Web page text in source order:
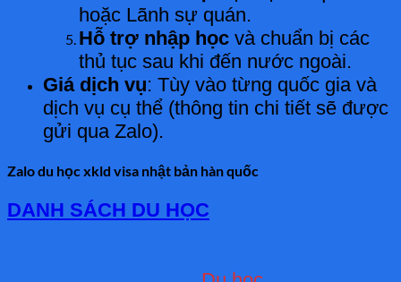
hoặc Lãnh sự quán.
Hỗ trợ nhập học và chuẩn bị các
thủ tục sau khi đến nước ngoài.
Giá dịch vụ: Tùy vào từng quốc gia và
dịch vụ cụ thể (thông tin chi tiết sẽ được
gửi qua Zalo).
Zalo du học xkld visa nhật bản hàn quốc
DANH SÁCH DU HỌC